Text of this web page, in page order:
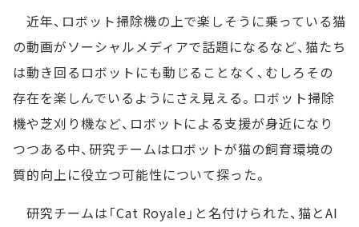
近年、ロボット掃除機の上で楽しそうに乗っている猫
の動画がソーシャルメディアで話題になるなど、猫たち
は動き回るロボットにも動じることなく、むしろその
存在を楽しんでいるようにさえ見える。ロボット掃除
機や芝刈り機など、ロボットによる支援が身近になり
つつある中、研究チームはロボットが猫の飼育環境の
質的向上に役立つ可能性について探った。
研究チームは「Cat Royale」と名付けられた、猫とAI